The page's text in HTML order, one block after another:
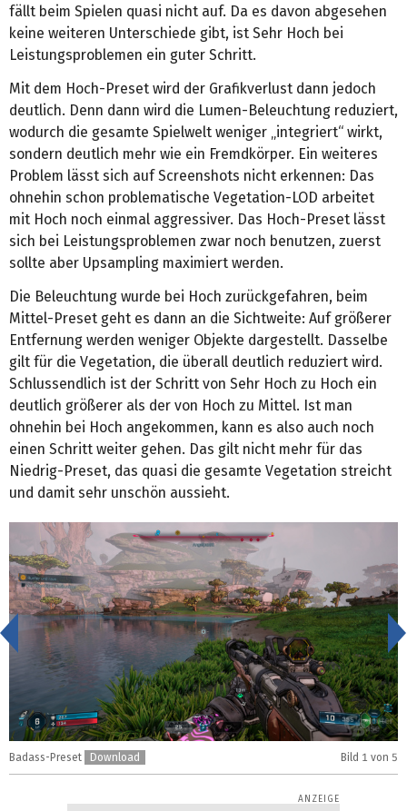
fällt beim Spielen quasi nicht auf. Da es davon abgesehen
keine weiteren Unterschiede gibt, ist Sehr Hoch bei
Leistungsproblemen ein guter Schritt.
Mit dem Hoch-Preset wird der Grafikverlust dann jedoch
deutlich. Denn dann wird die Lumen-Beleuchtung reduziert,
wodurch die gesamte Spielwelt weniger „integriert“ wirkt,
sondern deutlich mehr wie ein Fremdkörper. Ein weiteres
Problem lässt sich auf Screenshots nicht erkennen: Das
ohnehin schon problematische Vegetation-LOD arbeitet
mit Hoch noch einmal aggressiver. Das Hoch-Preset lässt
sich bei Leistungsproblemen zwar noch benutzen, zuerst
sollte aber Upsampling maximiert werden.
Die Beleuchtung wurde bei Hoch zurückgefahren, beim
Mittel-Preset geht es dann an die Sichtweite: Auf größerer
Entfernung werden weniger Objekte dargestellt. Dasselbe
gilt für die Vegetation, die überall deutlich reduziert wird.
Schlussendlich ist der Schritt von Sehr Hoch zu Hoch ein
deutlich größerer als der von Hoch zu Mittel. Ist man
ohnehin bei Hoch angekommen, kann es also auch noch
einen Schritt weiter gehen. Das gilt nicht mehr für das
Niedrig-Preset, das quasi die gesamte Vegetation streicht
und damit sehr unschön aussieht.
Badass-Preset Download Bild 1 von 5
<